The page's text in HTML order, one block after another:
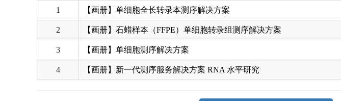
1 【画册】单细胞全长转录本测序解决方案
2 【画册】石蜡样本（FFPE）单细胞转录组测序解决方案
3 【画册】单细胞测序解决方案
4 【画册】新一代测序服务解决方案 RNA 水平研究